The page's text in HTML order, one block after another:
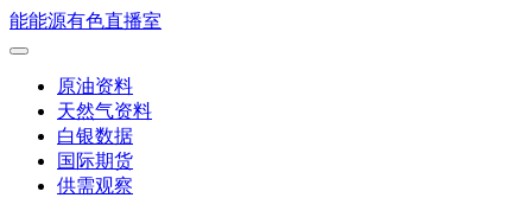
跳
到
能能源有色直播室
打
原油资料
天然气资料
白银数据
国际期货
供需观察